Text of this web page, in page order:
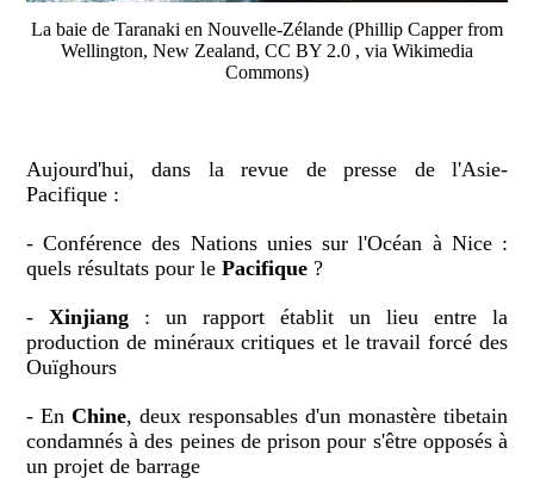
La baie de Taranaki en Nouvelle-Zélande (Phillip Capper from
Wellington, New Zealand, CC BY 2.0 , via Wikimedia
Commons)
Aujourd'hui, dans la revue de presse de l'Asie-
Pacifique :
- Conférence des Nations unies sur l'Océan à Nice :
quels résultats pour lePacifique ?
-Xinjiang : un rapport établit un lieu entre la
production de minéraux critiques et le travail forcé des
Ouïghours
- EnChine, deux responsables d'un monastère tibetain
condamnés à des peines de prison pour s'être opposés à
un projet de barrage